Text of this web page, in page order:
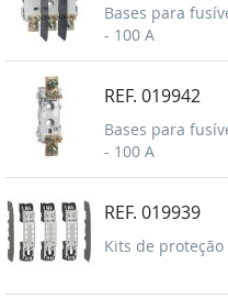
Bases para
- 100 A
REF. 019942
Bases para
- 100 A
REF. 019939
Kits de